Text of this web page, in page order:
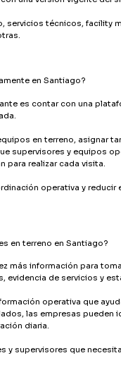
servicios técnicos, facility
en Santiago?
es contar con una
en terreno, asignar
supervisores y equipos
para realizar cada visita.
operativa y reducir
en terreno en Santiago?
más información para
de servicios y
operativa que
las empresas pueden
diaria.
y supervisores que